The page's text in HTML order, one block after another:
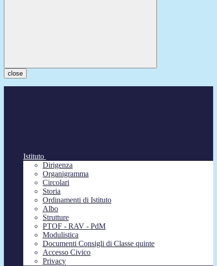
close
Istituto
Dirigenza
Organigramma
Circolari
Storia
Ordinamenti di Istituto
Albo
Strutture
PTOF - RAV - PdM
Modulistica
Documenti Consigli di Classe quinte
Accesso Civico
Privacy